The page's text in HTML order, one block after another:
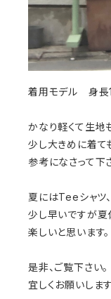
着用モデル 身
かなり軽くて生地
少し大きめに着て
参考になさって下
夏にはTeeシャツ
少し早いですが夏
楽しいと思います。
是非、ご覧下さい。
宜しくお願いします